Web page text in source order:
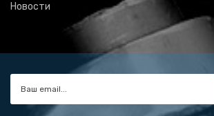
Новости